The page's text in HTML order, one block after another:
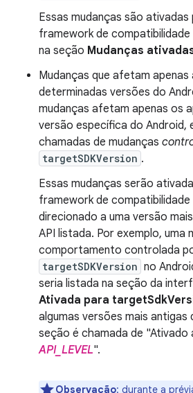
Essas mudanças são
framework de compatibilidade
na seção Mudanças
Mudanças que afetam
determinadas versões do
mudanças afetam apenas os
versão específica do Android,
chamadas de mudanças
targetSDKVersion .
Essas mudanças serão
framework de
direcionado a uma versão
API listada. Por exemplo, uma
comportamento controlada
targetSDKVersion no
seria listada na seção da
Ativada para
algumas versões mais antigas
seção é chamada de "Ativado
API_LEVEL".
Observação: durante a